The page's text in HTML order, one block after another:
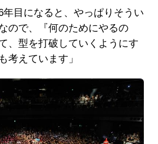
目になると、やっぱりそうい
ので、『何のためにやるの
、型を打破していくようにす
考えています」